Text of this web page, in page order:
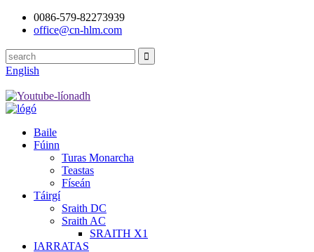
0086-579-82273939
office@cn-hlm.com
English
Baile
Fúinn
Turas Monarcha
Teastas
Físeán
Táirgí
Sraith DC
Sraith AC
SRAITH X1
IARRATAS